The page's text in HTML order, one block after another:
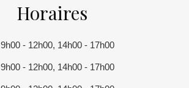
Horaires
9h00 - 12h00, 14h00 - 17h00
9h00 - 12h00, 14h00 - 17h00